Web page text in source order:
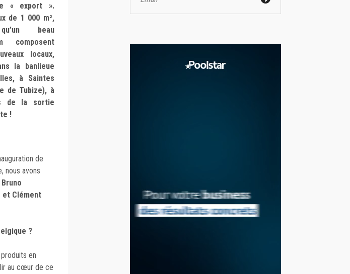
« export ».
de 1 000 m²,
beau
composent
locaux,
la banlieue
à Saintes
de Tubize), à
de la sortie
!
de
nous avons
Bruno
et Clément
?
en
au cœur de ce